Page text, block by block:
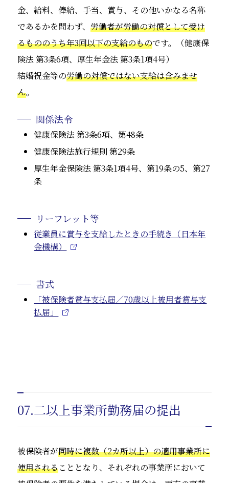
金、給料、俸給、手当、賞与、その他いかなる名称
であるかを問わず、労働者が労働の対償として受け
るもののうち年3回以下の支給のものです。（健康保
険法 第3条6項、厚生年金法 第3条1項4号）
結婚祝金等の労働の対償ではない支給は含みませ
ん。
関係法令
健康保険法 第3条6項、第48条
健康保険法施行規則 第29条
厚生年金保険法 第3条1項4号、第19条の5、第27
条
リーフレット等
従業員に賞与を支給したときの手続き（日本年
金機構）
書式
「被保険者賞与支払届／70歳以上被用者賞与支
払届」
07.二以上事業所勤務届の提出
被保険者が同時に複数（2カ所以上）の適用事業所に
使用されることとなり、それぞれの事業所において